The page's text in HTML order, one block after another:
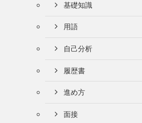
基礎知識
用語
自己分析
履歴書
進め方
面接